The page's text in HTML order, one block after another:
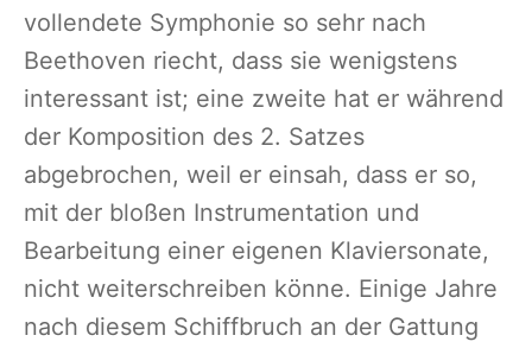
vollendete Symphonie so sehr nach
Beethoven riecht, dass sie wenigstens
interessant ist; eine zweite hat er während
der Komposition des 2. Satzes
abgebrochen, weil er einsah, dass er so,
mit der bloßen Instrumentation und
Bearbeitung einer eigenen Klaviersonate,
nicht weiterschreiben könne. Einige Jahre
nach diesem Schiffbruch an der Gattung